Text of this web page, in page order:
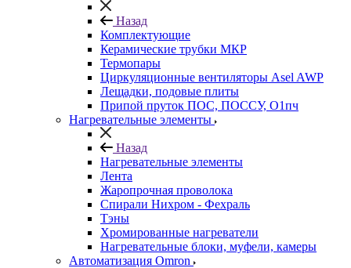
Назад
Комплектующие
Керамические трубки МКР
Термопары
Циркуляционные вентиляторы Asel AWP
Лещадки, подовые плиты
Припой пруток ПОС, ПОССУ, О1пч
Нагревательные элементы
Назад
Нагревательные элементы
Лента
Жаропрочная проволока
Спирали Нихром - Фехраль
Тэны
Хромированные нагреватели
Нагревательные блоки, муфели, камеры
Автоматизация Omron